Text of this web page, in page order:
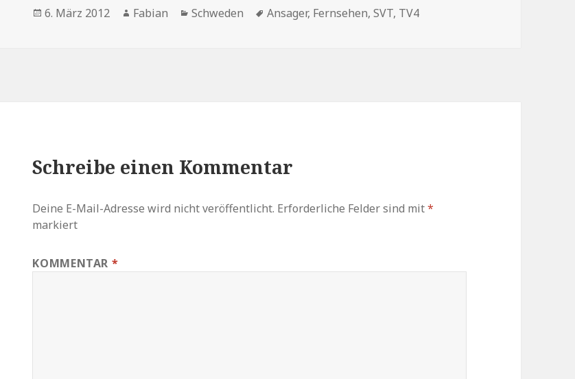
Veröffentlicht
6. März 2012 Autor
Fabian Kategorien
Schweden Schlagwörter
Ansager, Fernsehen,SVT, TV4
Schreibe einen Kommentar
Deine E-Mail-Adresse wird nicht veröffentlicht. Erforderliche Felder sind mit*
markiert
KOMMENTAR *